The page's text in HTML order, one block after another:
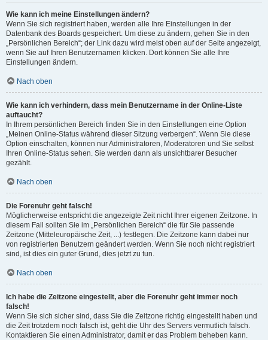
Wie kann ich meine Einstellungen ändern?
Wenn Sie sich registriert haben, werden alle Ihre Einstellungen in der
Datenbank des Boards gespeichert. Um diese zu ändern, gehen Sie in den
„Persönlichen Bereich“; der Link dazu wird meist oben auf der Seite angezeigt,
wenn Sie auf Ihren Benutzernamen klicken. Dort können Sie alle Ihre
Einstellungen ändern.
Nach oben
Wie kann ich verhindern, dass mein Benutzername in der Online-Liste
auftaucht?
In Ihrem persönlichen Bereich finden Sie in den Einstellungen eine Option
„Meinen Online-Status während dieser Sitzung verbergen“. Wenn Sie diese
Option einschalten, können nur Administratoren, Moderatoren und Sie selbst
Ihren Online-Status sehen. Sie werden dann als unsichtbarer Besucher
gezählt.
Nach oben
Die Forenuhr geht falsch!
Möglicherweise entspricht die angezeigte Zeit nicht Ihrer eigenen Zeitzone. In
diesem Fall sollten Sie im „Persönlichen Bereich“ die für Sie passende
Zeitzone (Mitteleuropäische Zeit, ...) festlegen. Die Zeitzone kann dabei nur
von registrierten Benutzern geändert werden. Wenn Sie noch nicht registriert
sind, ist dies ein guter Grund, dies jetzt zu tun.
Nach oben
Ich habe die Zeitzone eingestellt, aber die Forenuhr geht immer noch
falsch!
Wenn Sie sich sicher sind, dass Sie die Zeitzone richtig eingestellt haben und
die Zeit trotzdem noch falsch ist, geht die Uhr des Servers vermutlich falsch.
Kontaktieren Sie einen Administrator, damit er das Problem beheben kann.